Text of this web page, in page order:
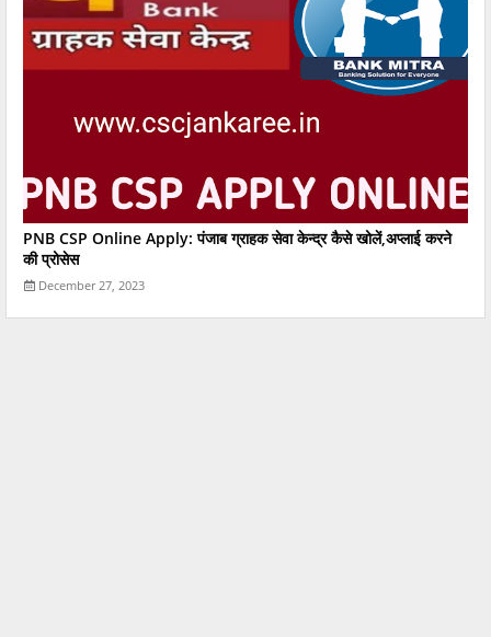
PNB CSP Online Apply: पंजाब ग्राहक सेवा केन्द्र कैसे खोलें,अप्लाई करने
की प्रोसेस
December 27, 2023